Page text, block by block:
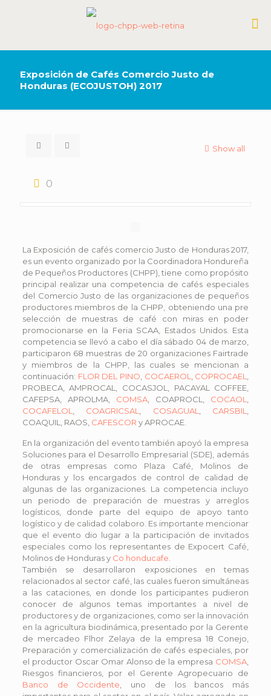
Exposición de Cafés Comercio Justo de
Honduras (ECOJUSTOH) 2017
Show all
0
La Exposición de cafés comercio Justo de Honduras 2017,
es un evento organizado por la Coordinadora Hondureña
de Pequeños Productores (CHPP), tiene como propósito
principal realizar una competencia de cafés especiales
del Comercio Justo de las organizaciones de pequeños
productores miembros de la CHPP, obteniendo una pre
selección de muestras de café con miras en poder
promocionarse en la Feria SCAA, Estados Unidos. Esta
competencia se llevó a cabo el día sábado 04 de marzo,
participaron 68 muestras de 20 organizaciones Fairtrade
y miembros de la CHPP, las cuales se mencionan a
continuación: FLOR DEL PINO COCAEROL COPROCAEL
PROBECA, AMPROCAL, COCASJOL, PACAYAL COFFEE,
CAFEPSA, APROLMA, COMSA , COAPROCL, COCAOL
COCAFELOL
COAGRICSAL COSAGUAL CARSBIL
COAQUIL, RAOS, CAFESCOR y APROCAE.
En la organización del evento también apoyó la empresa
Soluciones para el Desarrollo Empresarial (SDE), además
de otras empresas como Plaza Café, Molinos de
Honduras y los encargados de control de calidad de
algunas de las organizaciones. La competencia incluyo
un periodo de preparación de muestras y arreglos
logísticos, donde parte del equipo de apoyo tanto
logístico y de calidad colaboro. Es importante mencionar
que el evento dio lugar a la participación de invitados
especiales como los representantes de Expocert Café,
Molinos de Honduras y Co honducafe
También se desarrollaron exposiciones en temas
relacionados al sector café, las cuales fueron simultáneas
a las cataciones, en donde los participantes pudieron
conocer de algunos temas importantes a nivel de
productores y de organizaciones, como ser la innovación
en la agricultura biodinámica, presentado por la Gerente
de mercadeo Flhor Zelaya de la empresa 18 Conejo,
Preparación y comercialización de cafés especiales, por
el productor Oscar Omar Alonso de la empresa COMSA
Riesgos financieros, por el Gerente Agropecuario de
Banco de Occidente , uno de los bancos más